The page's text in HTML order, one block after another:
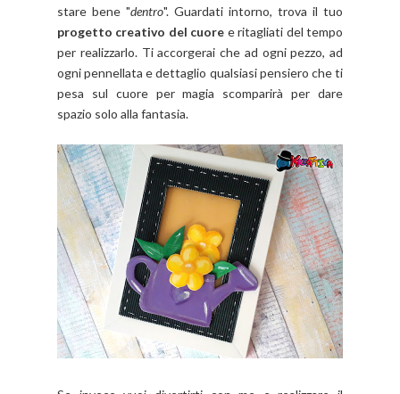
stare bene "dentro". Guardati intorno, trova il tuo
progetto creativo del cuore e ritagliati del tempo
per realizzarlo. Ti accorgerai che ad ogni pezzo, ad
ogni pennellata e dettaglio qualsiasi pensiero che ti
pesa sul cuore per magia scomparirà per dare
spazio solo alla fantasia.